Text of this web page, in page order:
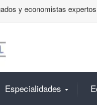
y economistas
Especialidades